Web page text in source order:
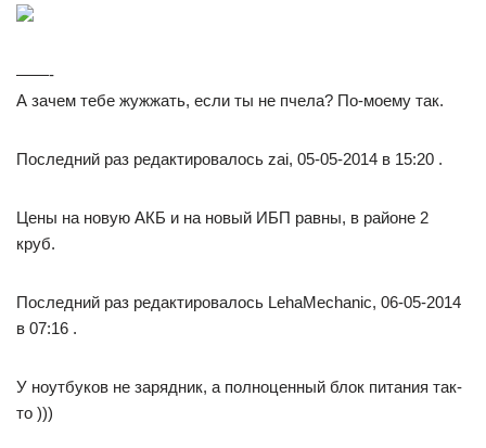
——-
А зачем тебе жужжать, если ты не пчела? По-моему так.
Последний раз редактировалось zai, 05-05-2014 в 15:20 .
Цены на новую АКБ и на новый ИБП равны, в районе 2
круб.
Последний раз редактировалось LehaMechanic, 06-05-2014
в 07:16 .
У ноутбуков не зарядник, а полноценный блок питания так-
то )))